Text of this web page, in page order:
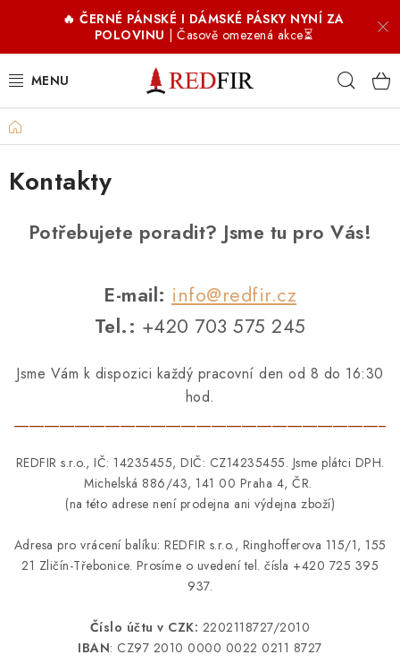
PÁNSKÉ OPASKY
DÁMSKÉ OPASKY
DOPLŇKY
PROČ REDFIR
KONTAKTY
Obchodní podmínky Moje objednávka
Doprava a platba
Časté dotazy
Zakázková výroba
Ochrana osobních údajů
Reklamace a vrácení
Blog
🔥 ČERNÉ PÁNSKÉ I DÁMSKÉ PÁSKY NYNÍ ZA
POLOVINU | Časově omezená akce⏳
Domů
Kontakty
Potřebujete poradit? Jsme tu pro Vás!
E-mail: info@redfir.cz
Tel.: +420 703 575 245
Jsme Vám k dispozici každý pracovní den od 8 do 16:30
hod.
REDFIR s.r.o., IČ: 14235455, DIČ: CZ14235455. Jsme plátci DPH.
Michelská 886/43, 141 00 Praha 4, ČR.
(na této adrese není prodejna ani výdejna zboží)
Adresa pro vrácení balíku: REDFIR s.r.o., Ringhofferova 115/1, 155
21 Zličín-Třebonice. Prosíme o uvedení tel. čísla +420 725 395
937.
Číslo účtu v CZK: 2202118727/2010
IBAN: CZ97 2010 0000 0022 0211 8727